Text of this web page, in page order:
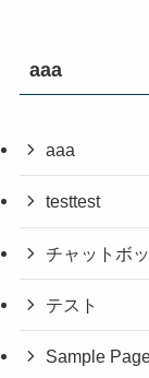
aaa
aaa
testtest
チャットボ
テスト
Sample